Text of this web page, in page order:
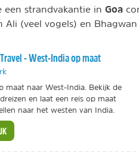
strandvakantie in Goa
Ali (veel vogels) en Bhagwan
Travel - West-India op maat
maat naar West-India. Bekijk de
en laat een reis op maat
naar het westen van India.